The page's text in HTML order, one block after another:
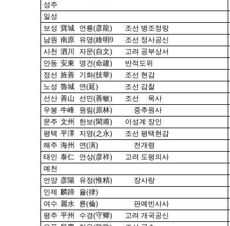
성주
일성
보성 寶城 언룡(彦龍) 조선 병조정랑
남원 南原 유명(維明9 조선 정사공신
사천 泗川 자문(自文) 고려 공부상서
안동 安東 명건(命建) 반적도위
정선 旌善 기화(技華) 조선 현감
노성 魯城 연(延) 조선 감찰
선산 善山 선민(善敏) 조선 목사
우봉 牛峰 원림(原林) 중추원사
문주 文州 한보(閑甫) 이성계 장인
평택 平澤 지영(之永) 조선 평택현감
해주 海州 연(演) 전개령
태인 泰仁 언상(彦祥) 고려 도평의사
예천
언양 彦陽 유정(惟精) 장사랑
인제
麟蹄 율(律)
여수 麗水 륜(倫) 판예빈사사
평주 平州 수경(守卿) 고려 개국공신